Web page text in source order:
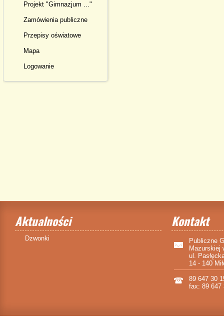
Projekt "Gimnazjum ..."
Zamówienia publiczne
Przepisy oświatowe
Mapa
Logowanie
Aktualności
Dzwonki
Kontakt
Publiczne
Mazurskiej
ul.
14 - 140
89 647 30
fax: 89 647